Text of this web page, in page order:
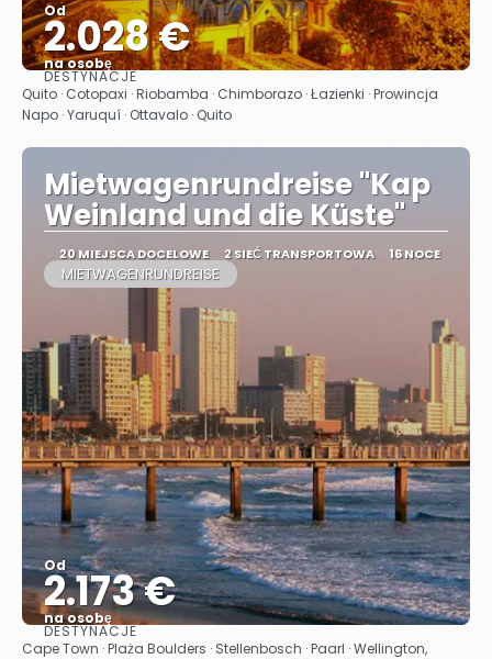
Od
2.028 €
na osobę
Zobacz
DESTYNACJE
Quito · Cotopaxi · Riobamba · Chimborazo · Łazienki · Prowincja
Napo · Yaruquí · Ottavalo · Quito
Mietwagenrundreise "Kap
Weinland und die Küste"
20 MIEJSCA DOCELOWE 2 SIEĆ TRANSPORTOWA 16 NOCE
MIETWAGENRUNDREISE
Od
2.173 €
na osobę
Zobacz
DESTYNACJE
Cape Town · Plaża Boulders · Stellenbosch · Paarl · Wellington,